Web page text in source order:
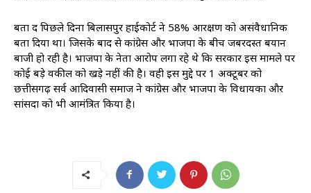
बता दें पिछले दिनों बिलासपुर हाईकोर्ट ने 58% आरक्षण को असंवैधानिक
बता दिया था। जिसके बाद से कांग्रेस और भाजपा के बीच जबरदस्त बयान
बाजी हो रही है। भाजपा के नेता आरोप लगा रहे थे कि सरकार इस मामले पर
कोई बड़े वकील को खड़े नहीं की है। वही इस मुद्दे पर 1 अक्टूबर को
छत्तीसगढ़ सर्व आदिवासी समाज ने कांग्रेस और भाजपा के विधायकों और
सांसदों को भी आमंत्रित किया है।